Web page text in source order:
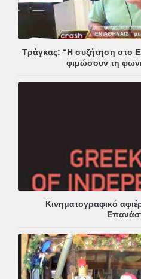
Τράγκας: “Η συζήτηση στο
φιμώσουν τη
Κινηματογραφικό